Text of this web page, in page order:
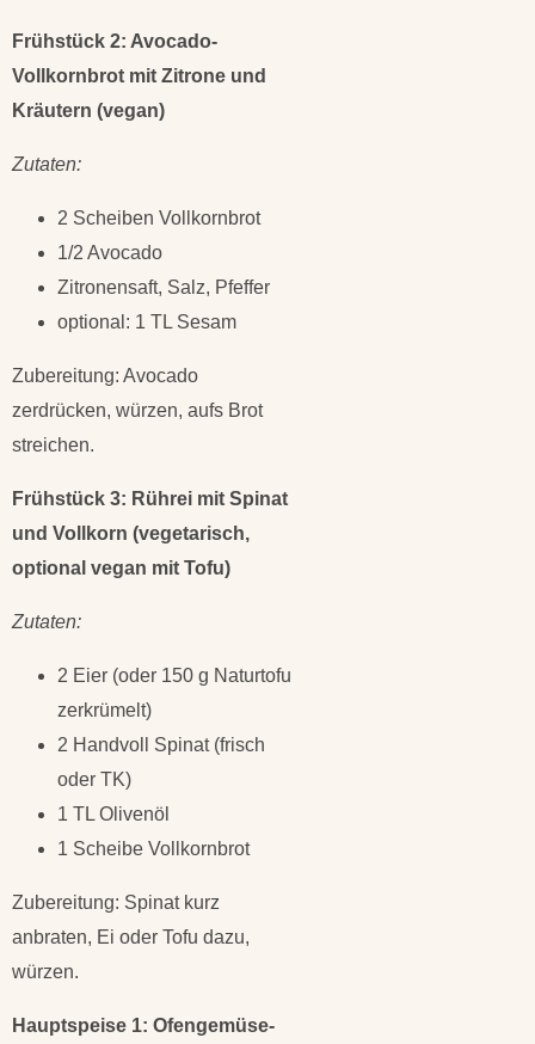
Frühstück 2: Avocado-
Vollkornbrot mit Zitrone und
Kräutern (vegan)
Zutaten:
2 Scheiben Vollkornbrot
1/2 Avocado
Zitronensaft, Salz, Pfeffer
optional: 1 TL Sesam
Zubereitung: Avocado
zerdrücken, würzen, aufs Brot
streichen.
Frühstück 3: Rührei mit Spinat
und Vollkorn (vegetarisch,
optional vegan mit Tofu)
Zutaten:
2 Eier (oder 150 g Naturtofu
zerkrümelt)
2 Handvoll Spinat (frisch
oder TK)
1 TL Olivenöl
1 Scheibe Vollkornbrot
Zubereitung: Spinat kurz
anbraten, Ei oder Tofu dazu,
würzen.
Hauptspeise 1: Ofengemüse-